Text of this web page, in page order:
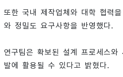
또한 국내 제작업체와 대학 협력
와 정밀도 요구사항을 반영했다.
연구팀은 확보된 설계 프로세스
발에 활용될 수 있다고 밝혔다.